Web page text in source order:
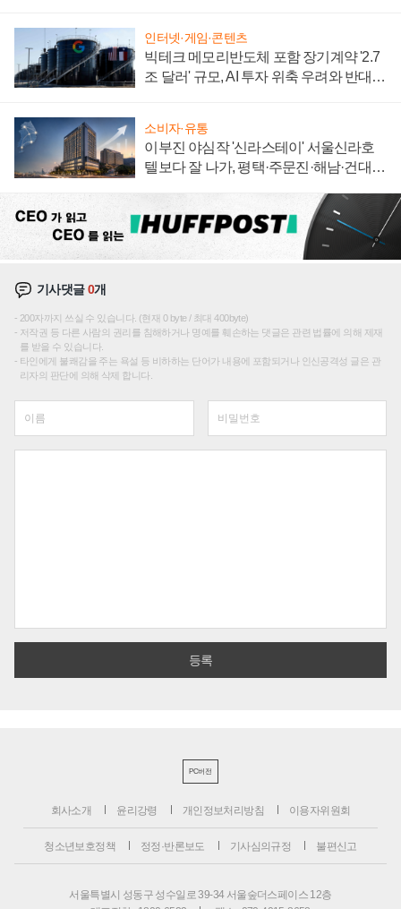
인터넷·게임·콘텐츠
빅테크 메모리반도체 포함 장기계약 '2.7
조 달러' 규모, AI 투자 위축 우려와 반대
소비자·유통
이부진 야심작 '신라스테이' 서울신라호
텔보다 잘 나가, 평택·주문진·해남·건대로
기사댓글0개
200자까지 쓰실 수 있습니다. (현재 0 byte / 최대 400byte)
저작권 등 다른 사람의 권리를 침해하거나 명예를 훼손하는 댓글은 관련 법률에 의해 제재
를 받을 수 있습니다.
타인에게 불쾌감을 주는 욕설 등 비하하는 단어가 내용에 포함되거나 인신공격성 글은 관
리자의 판단에 의해 삭제 합니다.
PC버전
회사소개 윤리강령 개인정보처리방침 이용자위원회
청소년보호정책 정정·반론보도 기사심의규정 불편신고
서울특별시 성동구 성수일로 39-34 서울숲더스페이스 12층